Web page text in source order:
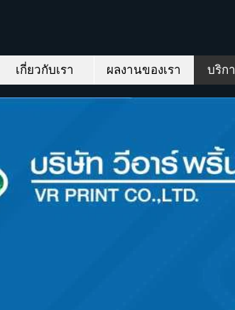
เกี่ยวกับเรา ผลงานของเรา บริก